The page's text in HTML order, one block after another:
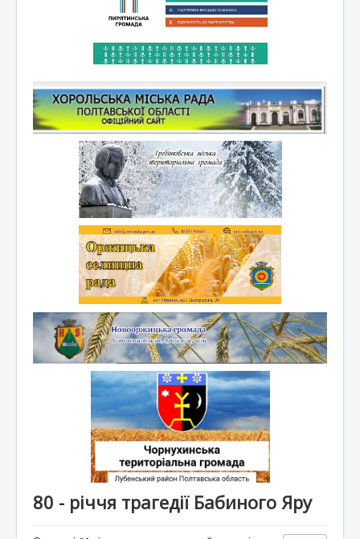
80 - річчя трагедії Бабиного Яру